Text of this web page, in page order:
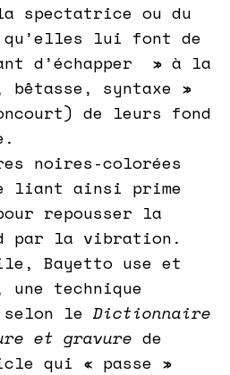
spectatrice ou du
qu’elles lui font de
d’échapper » à la
bêtasse, syntaxe »
de leurs fond
noires-colorées
liant ainsi prime
repousser la
par la vibration.
Bayetto use et
une technique
le Dictionnaire
et gravure de
qui « passe »